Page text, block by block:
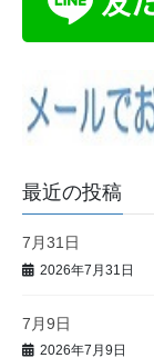
最近の投稿
7月31日
2026年7月31日
7月9日
2026年7月9日